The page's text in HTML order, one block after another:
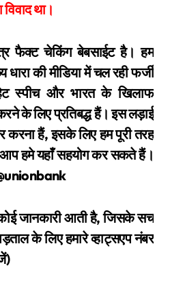
था।
फैक्ट चेकिंग बेबसाईट है। हम
की मीडिया में चल रही फर्जी
स्पीच और भारत के खिलाफ
के लिए प्रतिबद्ध हैं। इस लड़ाई
करना हैं, इसके लिए हम पूरी तरह
आप हमे यहाँ सहयोग कर सकते हैं।
जानकारी आती है, जिसके सच
के लिए हमारे व्हाट्सएप नंबर